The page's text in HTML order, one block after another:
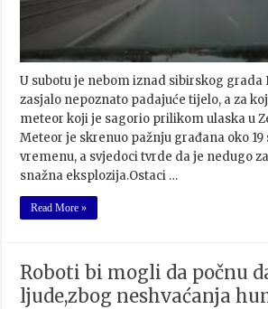
U subotu je nebom iznad sibirskog grada
zasjalo nepoznato padajuće tijelo, a za
meteor koji je sagorio prilikom ulaska u
Meteor je skrenuo pažnju građana oko
vremenu, a svjedoci tvrde da je nedugo
snažna eksplozija.Ostaci …
Read More »
Roboti bi mogli da počnu
ljude,zbog neshvaćanja